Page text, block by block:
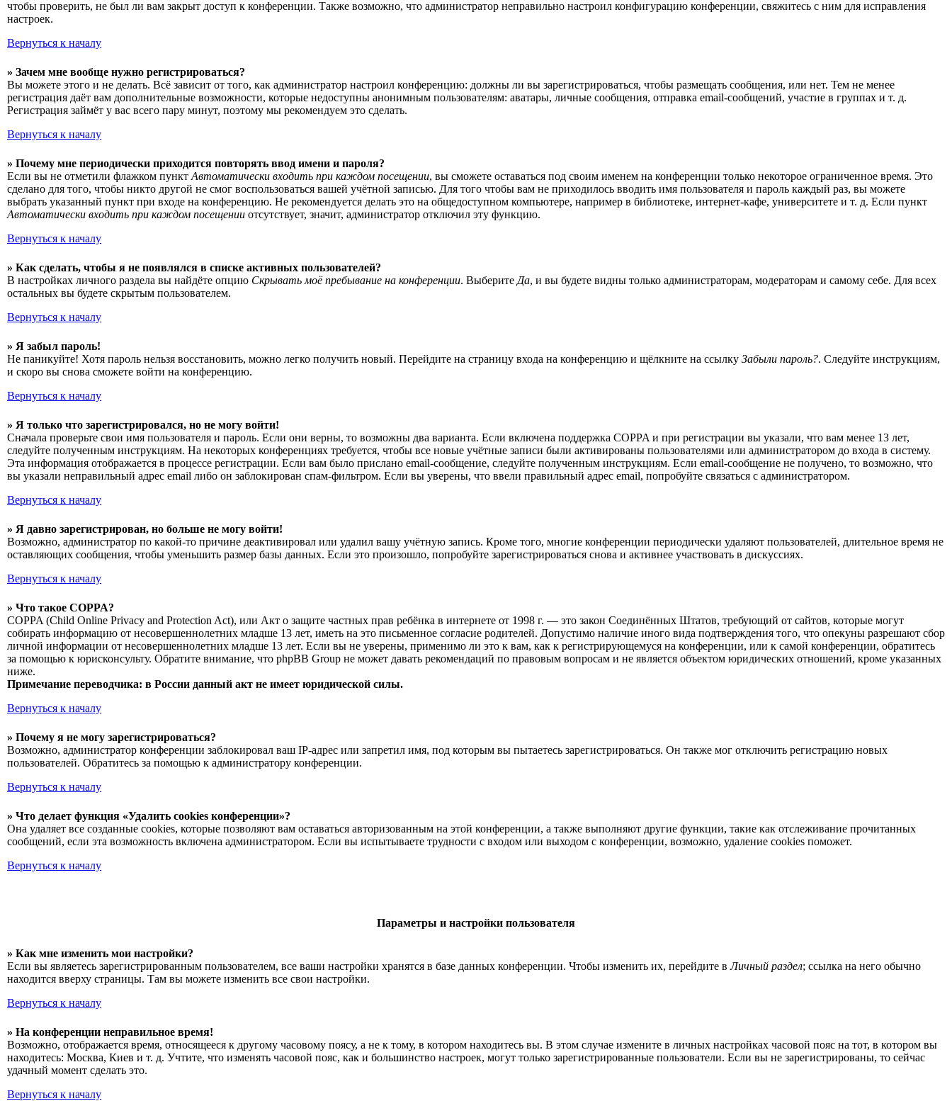
чтобы проверить, не был ли вам закрыт доступ к конференции. Также возможно, что администратор неправильно настроил конфигурацию конференции, свяжитесь с ним для исправления
настроек.
Вернуться к началу
» Зачем мне вообще нужно регистрироваться?
Вы можете этого и не делать. Всё зависит от того, как администратор настроил конференцию: должны ли вы зарегистрироваться, чтобы размещать сообщения, или нет. Тем не менее
регистрация даёт вам дополнительные возможности, которые недоступны анонимным пользователям: аватары, личные сообщения, отправка email-сообщений, участие в группах и т. д.
Регистрация займёт у вас всего пару минут, поэтому мы рекомендуем это сделать.
Вернуться к началу
» Почему мне периодически приходится повторять ввод имени и пароля?
Если вы не отметили флажком пункт Автоматически входить при каждом посещении, вы сможете оставаться под своим именем на конференции только некоторое ограниченное время. Это
сделано для того, чтобы никто другой не смог воспользоваться вашей учётной записью. Для того чтобы вам не приходилось вводить имя пользователя и пароль каждый раз, вы можете
выбрать указанный пункт при входе на конференцию. Не рекомендуется делать это на общедоступном компьютере, например в библиотеке, интернет-кафе, университете и т. д. Если пункт
Автоматически входить при каждом посещении отсутствует, значит, администратор отключил эту функцию.
Вернуться к началу
» Как сделать, чтобы я не появлялся в списке активных пользователей?
В настройках личного раздела вы найдёте опцию Скрывать моё пребывание на конференции. Выберите Да, и вы будете видны только администраторам, модераторам и самому себе. Для всех
остальных вы будете скрытым пользователем.
Вернуться к началу
» Я забыл пароль!
Не паникуйте! Хотя пароль нельзя восстановить, можно легко получить новый. Перейдите на страницу входа на конференцию и щёлкните на ссылку Забыли пароль?. Следуйте инструкциям,
и скоро вы снова сможете войти на конференцию.
Вернуться к началу
» Я только что зарегистрировался, но не могу войти!
Сначала проверьте свои имя пользователя и пароль. Если они верны, то возможны два варианта. Если включена поддержка COPPA и при регистрации вы указали, что вам менее 13 лет,
следуйте полученным инструкциям. На некоторых конференциях требуется, чтобы все новые учётные записи были активированы пользователями или администратором до входа в систему.
Эта информация отображается в процессе регистрации. Если вам было прислано email-сообщение, следуйте полученным инструкциям. Если email-сообщение не получено, то возможно, что
вы указали неправильный адрес email либо он заблокирован спам-фильтром. Если вы уверены, что ввели правильный адрес email, попробуйте связаться с администратором.
Вернуться к началу
» Я давно зарегистрирован, но больше не могу войти!
Возможно, администратор по какой-то причине деактивировал или удалил вашу учётную запись. Кроме того, многие конференции периодически удаляют пользователей, длительное время не
оставляющих сообщения, чтобы уменьшить размер базы данных. Если это произошло, попробуйте зарегистрироваться снова и активнее участвовать в дискуссиях.
Вернуться к началу
» Что такое COPPA?
COPPA (Child Online Privacy and Protection Act), или Акт о защите частных прав ребёнка в интернете от 1998 г. — это закон Соединённых Штатов, требующий от сайтов, которые могут
собирать информацию от несовершеннолетних младше 13 лет, иметь на это письменное согласие родителей. Допустимо наличие иного вида подтверждения того, что опекуны разрешают сбор
личной информации от несовершеннолетних младше 13 лет. Если вы не уверены, применимо ли это к вам, как к регистрирующемуся на конференции, или к самой конференции, обратитесь
за помощью к юрисконсульту. Обратите внимание, что phpBB Group не может давать рекомендаций по правовым вопросам и не является объектом юридических отношений, кроме указанных
ниже.
Примечание переводчика: в России данный акт не имеет юридической силы.
Вернуться к началу
» Почему я не могу зарегистрироваться?
Возможно, администратор конференции заблокировал ваш IP-адрес или запретил имя, под которым вы пытаетесь зарегистрироваться. Он также мог отключить регистрацию новых
пользователей. Обратитесь за помощью к администратору конференции.
Вернуться к началу
» Что делает функция «Удалить cookies конференции»?
Она удаляет все созданные cookies, которые позволяют вам оставаться авторизованным на этой конференции, а также выполняют другие функции, такие как отслеживание прочитанных
сообщений, если эта возможность включена администратором. Если вы испытываете трудности с входом или выходом с конференции, возможно, удаление cookies поможет.
Вернуться к началу
Параметры и настройки пользователя
» Как мне изменить мои настройки?
Если вы являетесь зарегистрированным пользователем, все ваши настройки хранятся в базе данных конференции. Чтобы изменить их, перейдите вЛичный раздел; ссылка на него обычно
находится вверху страницы. Там вы можете изменить все свои настройки.
Вернуться к началу
» На конференции неправильное время!
Возможно, отображается время, относящееся к другому часовому поясу, а не к тому, в котором находитесь вы. В этом случае измените в личных настройках часовой пояс на тот, в котором вы
находитесь: Москва, Киев и т. д. Учтите, что изменять часовой пояс, как и большинство настроек, могут только зарегистрированные пользователи. Если вы не зарегистрированы, то сейчас
удачный момент сделать это.
Вернуться к началу